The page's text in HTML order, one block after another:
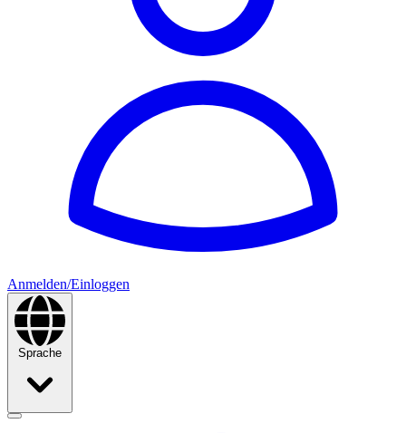
Anmelden/Einloggen
Sprache